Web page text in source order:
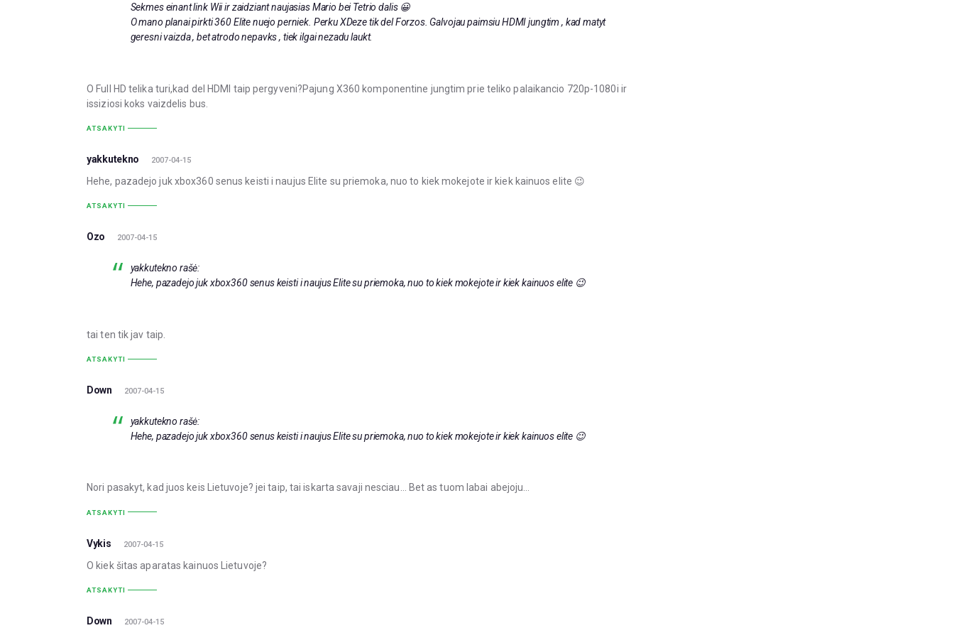
Sekmes einant link Wii ir zaidziant naujasias Mario bei Tetrio dalis 😀
O mano planai pirkti 360 Elite nuejo perniek. Perku XDeze tik del Forzos. Galvojau paimsiu HDMI jungtim , kad matyt
geresni vaizda , bet atrodo nepavks , tiek ilgai nezadu laukt.
O Full HD telika turi,kad del HDMI taip pergyveni?Pajung X360 komponentine jungtim prie teliko palaikancio 720p-1080i ir
issiziosi koks vaizdelis bus.
ATSAKYTI
yakkutekno 2007-04-15
Hehe, pazadejo juk xbox360 senus keisti i naujus Elite su priemoka, nuo to kiek mokejote ir kiek kainuos elite 😉
ATSAKYTI
Ozo 2007-04-15
yakkutekno rašė:
Hehe, pazadejo juk xbox360 senus keisti i naujus Elite su priemoka, nuo to kiek mokejote ir kiek kainuos elite 😉
tai ten tik jav taip.
ATSAKYTI
Down 2007-04-15
yakkutekno rašė:
Hehe, pazadejo juk xbox360 senus keisti i naujus Elite su priemoka, nuo to kiek mokejote ir kiek kainuos elite 😉
Nori pasakyt, kad juos keis Lietuvoje? jei taip, tai iskarta savaji nesciau… Bet as tuom labai abejoju…
ATSAKYTI
Vykis 2007-04-15
O kiek šitas aparatas kainuos Lietuvoje?
ATSAKYTI
Down 2007-04-15